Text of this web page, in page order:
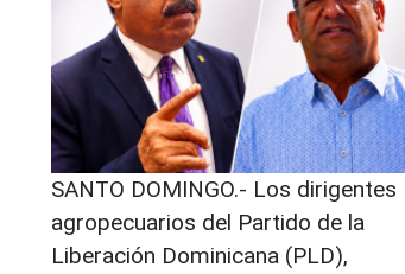
SANTO DOMINGO.- Los dirigentes
agropecuarios del Partido de la
Liberación Dominicana (PLD),